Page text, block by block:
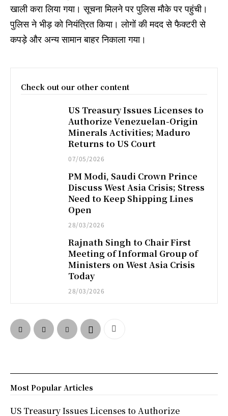
खाली करा लिया गया। सूचना मिलने पर पुलिस मौके पर पहुंची।
पुलिस ने भीड़ को नियंत्रित किया। लोगों की मदद से फैक्टरी से
कपड़े और अन्य सामान बाहर निकाला गया।
Check out our other content
US Treasury Issues Licenses to
Authorize Venezuelan-Origin
Minerals Activities; Maduro
Returns to US Court
07/05/2026
PM Modi, Saudi Crown Prince
Discuss West Asia Crisis; Stress
Need to Keep Shipping Lines
Open
28/03/2026
Rajnath Singh to Chair First
Meeting of Informal Group of
Ministers on West Asia Crisis
Today
28/03/2026
Most Popular Articles
US Treasury Issues Licenses to Authorize